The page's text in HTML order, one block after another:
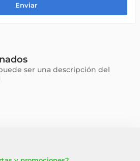
Enviar
ser una descripción del
Sin stock